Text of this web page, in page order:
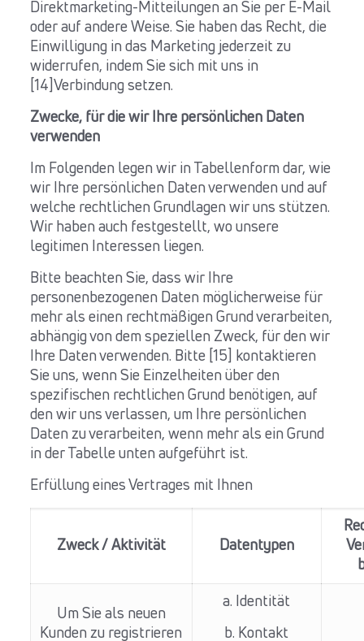
Direktmarketing-Mitteilungen an Sie per E-Mail
oder auf andere Weise. Sie haben das Recht, die
Einwilligung in das Marketing jederzeit zu
widerrufen, indem Sie sich mit uns in
[14]Verbindung setzen.
Zwecke, für die wir Ihre persönlichen Daten
verwenden
Im Folgenden legen wir in Tabellenform dar, wie
wir Ihre persönlichen Daten verwenden und auf
welche rechtlichen Grundlagen wir uns stützen.
Wir haben auch festgestellt, wo unsere
legitimen Interessen liegen.
Bitte beachten Sie, dass wir Ihre
personenbezogenen Daten möglicherweise für
mehr als einen rechtmäßigen Grund verarbeiten,
abhängig von dem speziellen Zweck, für den wir
Ihre Daten verwenden. Bitte [15] kontaktieren
Sie uns, wenn Sie Einzelheiten über den
spezifischen rechtlichen Grund benötigen, auf
den wir uns verlassen, um Ihre persönlichen
Daten zu verarbeiten, wenn mehr als ein Grund
in der Tabelle unten aufgeführt ist.
Erfüllung eines Vertrages mit Ihnen
Zweck / Aktivität Datentypen
Um Sie als neuen
Kunden zu registrieren
a. Identität
b. Kontakt